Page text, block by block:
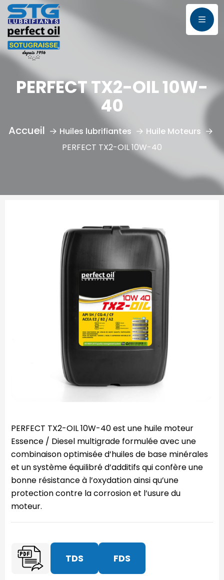
PERFECT TX2-OIL 10W-
40
Huiles lubrifiantes
Huile Moteurs
PERFECT TX2-OIL 10W-40
PERFECT TX2-OIL 10W-40 est une huile moteur
Essence / Diesel multigrade formulée avec une
combinaison optimisée d’huiles de base minérales
et un système équilibré d’additifs qui confère une
bonne résistance à l’oxydation ainsi qu’une
protection contre la corrosion et l’usure du
moteur.
TDS FDS